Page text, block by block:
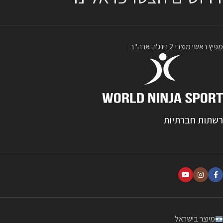
שלבים המחובר לקונסטרוקציה סט
גאומטריות מעץ איכותי לנינג’ה קיוב ניתן
להוסיף עוד מגוון רחב של מכשולים
(ברמות קושי שונות) מעבר למכשולים
המגיעים כחלק מסט המכשולים המגיע
עם המוצר..שטח ההתקנה :לצורך
התקנת הקיוב נדרש שטח באורך 3 מטר
לקרקע או לקיר – ניתן להתקין על דשא ,
בתחום האחיזות. הדוגמא הייחודית של
הטראיבלים על האחיזות מייצרת חיכוך
מפיץ ראשי מוצרי 2 נינג'ה ארה"ב
רשתות חברתיות
מיוצר בישראל